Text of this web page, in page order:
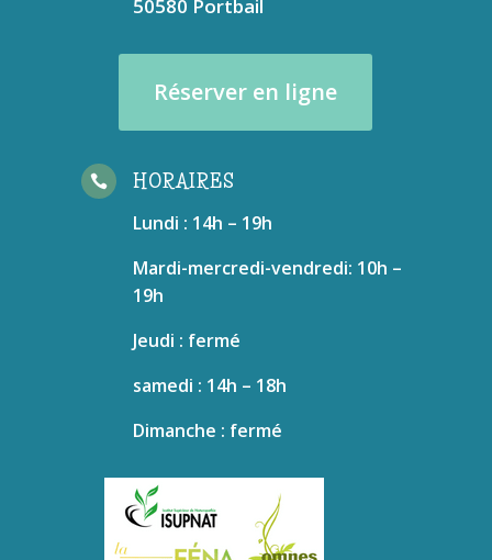
50580 Portbail
Réserver en ligne
 HORAIRES
Lundi : 14h – 19h
Mardi-mercredi-vendredi: 10h –
19h
Jeudi : fermé
samedi : 14h – 18h
Dimanche : fermé